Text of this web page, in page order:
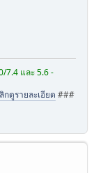
7.4 และ 5.6 -
กดูรายละเอียด ###